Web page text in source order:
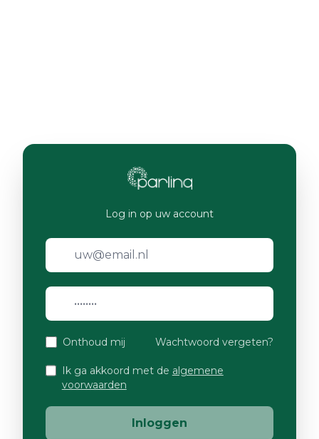
Log in op uw account
Onthoud mij Wachtwoord vergeten?
Ik ga akkoord met de algemene
voorwaarden
Inloggen